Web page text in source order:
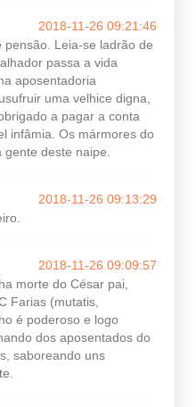
2018-11-26 09:21:46
pensão. Leia-se ladrão de
passa a vida
aposentadoria
uma velhice digna,
a pagar a conta
infâmia. Os mármores do
deste naipe.
2018-11-26 09:13:29
2018-11-26 09:09:57
morte do César pai,
Farias (mutatis,
é poderoso e logo
dos aposentados do
saboreando uns